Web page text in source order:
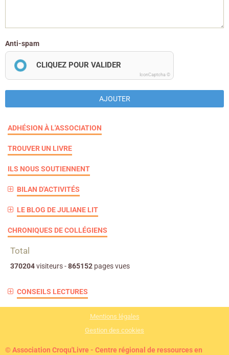
Anti-spam
CLIQUEZ POUR VALIDER
IconCaptcha ©
AJOUTER
ADHÉSION À L'ASSOCIATION
TROUVER UN LIVRE
ILS NOUS SOUTIENNENT
BILAN D'ACTIVITÉS
LE BLOG DE JULIANE LIT
CHRONIQUES DE COLLÉGIENS
Total
370204visiteurs -865152 pages vues
CONSEILS LECTURES
Mentions légales
Gestion des cookies
© Association Croqu'Livre - Centre régional de ressources en